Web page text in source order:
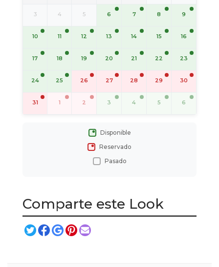
3 4 5 6 7 8 9
10 11 12 13 14 15 16
17 18 19 20 21 22 23
24 25 26 27 28 29 30
31 1 2 3 4 5 6
Disponible
Reservado
Pasado
Comparte este Look